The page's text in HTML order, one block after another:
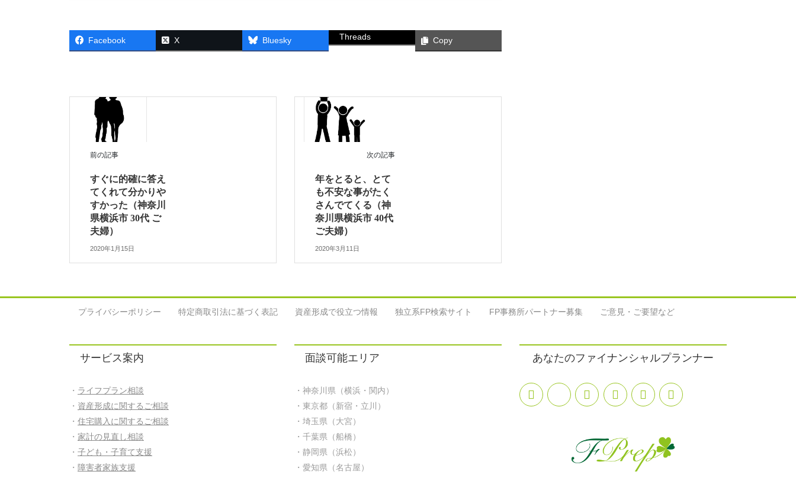
Facebook X Bluesky Threads Copy
前の記事
すぐに的確に答え
てくれて分かりや
すかった（神奈川
県横浜市 30代 ご
夫婦）
2020年1月15日
次の記事
年をとると、とて
も不安な事がたく
さんでてくる（神
奈川県横浜市 40代
ご夫婦）
2020年3月11日
プライバシーポリシー 特定商取引法に基づく表記 資産形成で役立つ情報 独立系FP検索サイト FP事務所パートナー募集 ご意見・ご要望など
サービス案内
・ ライフプラン相談
・ 資産形成に関するご相談
・ 住宅購入に関するご相談
・ 家計の見直し相談
・ 子ども・子育て支援
・ 障害者家族支援
面談可能エリア
・神奈川県（横浜・関内）
・東京都（新宿・立川）
・埼玉県（大宮）
・千葉県（船橋）
・静岡県（浜松）
・愛知県（名古屋）
あなたのファイナンシャルプランナー